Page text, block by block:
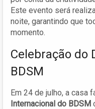
Este evento será
noite, garantindo que
momento.
Celebração do
BDSM
Em 24 de julho, a casa
Internacional do BDSM